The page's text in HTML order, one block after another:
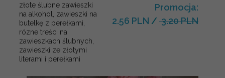
złote ślubne zawieszki
na alkohol, zawieszki na
butelkę z perełkami,
rózne treści na
zawieszkach ślubnych,
zawieszki ze złotymi
literami i perełkami
Promocja:
2.56 PLN / 3.20 PLN